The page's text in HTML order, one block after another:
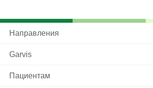
Направления
Garvis
Пациентам